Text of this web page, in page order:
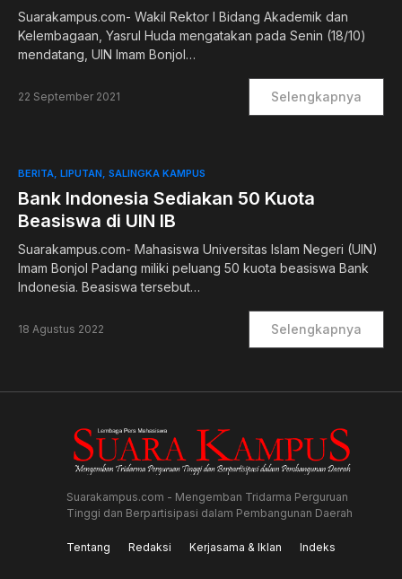
Suarakampus.com- Wakil Rektor I Bidang Akademik dan
Kelembagaan, Yasrul Huda mengatakan pada Senin (18/10)
mendatang, UIN Imam Bonjol…
22 September 2021 Selengkapnya
BERITA LIPUTAN SALINGKA KAMPUS
Bank Indonesia Sediakan 50 Kuota
Beasiswa di UIN IB
Suarakampus.com- Mahasiswa Universitas Islam Negeri (UIN)
Imam Bonjol Padang miliki peluang 50 kuota beasiswa Bank
Indonesia. Beasiswa tersebut…
18 Agustus 2022 Selengkapnya
Suarakampus.com - Mengemban Tridarma Perguruan
Tinggi dan Berpartisipasi dalam Pembangunan Daerah
Tentang Redaksi Kerjasama & Iklan Indeks